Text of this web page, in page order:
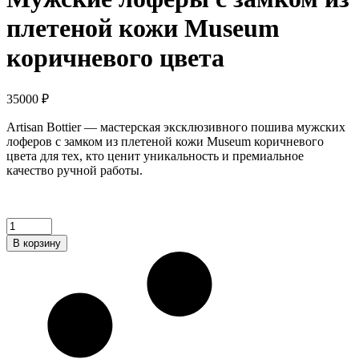
плетеной кожи Museum
коричневого цвета
35000 ₽
Artisan Bottier — мастерская эксклюзивного пошива мужских
лоферов с замком из плетеной кожи Museum коричневого
цвета для тех, кто ценит уникальность и премиальное
качество ручной работы.
Мужские
лоферы
с
Museum
коричневого
В корзину